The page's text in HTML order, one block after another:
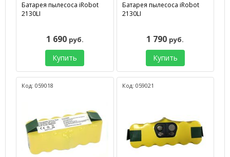
Батарея пылесоса iRobot
2130LI
1 690 руб.
Купить
Батарея пылесоса iRobot
2130LI
1 790 руб.
Купить
Код: 059018 Код: 059021